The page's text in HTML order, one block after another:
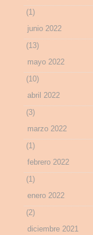
(1)
junio 2022
(13)
mayo 2022
(10)
abril 2022
(3)
marzo 2022
(1)
febrero 2022
(1)
enero 2022
(2)
diciembre 2021